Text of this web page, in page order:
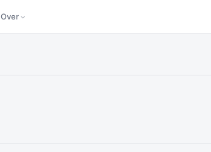
Over